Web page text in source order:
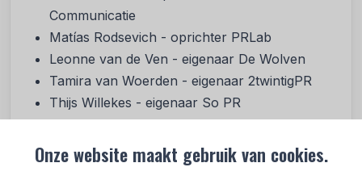
Onze website maakt gebruik van cookies.
Communicatie
Matías Rodsevich - oprichter PRLab
Leonne van de Ven - eigenaar De Wolven
Tamira van Woerden - eigenaar 2twintigPR
Thijs Willekes - eigenaar So PR
Kim Vercammen - PR director Het PR Bureau
Mark van Gemeren - account director